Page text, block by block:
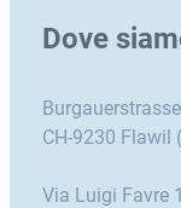
Dove
CH-9230 Flawil
Via Luigi Favre